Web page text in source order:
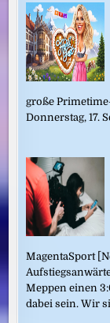
große
Donnerstag, 17.
MagentaSport
Meppen einen
dabei sein. Wir